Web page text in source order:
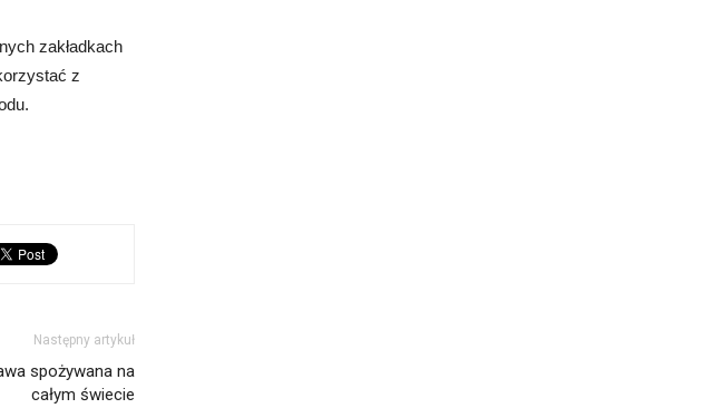
zakładkach
z
Następny artykuł
spożywana na
całym świecie